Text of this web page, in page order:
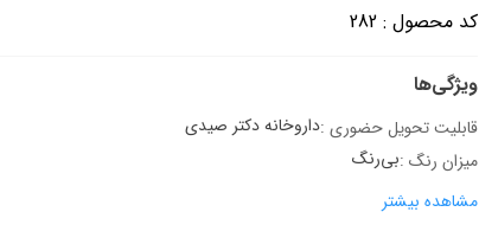
کد محصول : 282
ویژگی‌ها
قابلیت تحویل حضوری :داروخانه دکتر صیدی
میزان رنگ :بی‌رنگ
مشاهده بیشتر